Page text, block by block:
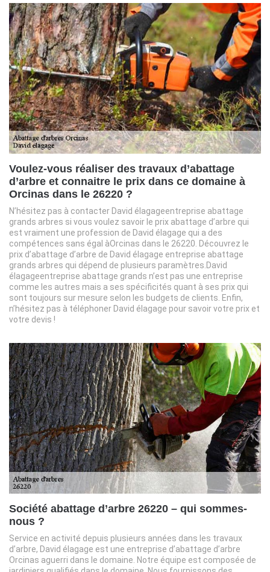
Voulez-vous réaliser des travaux d’abattage
d’arbre et connaitre le prix dans ce domaine à
Orcinas dans le 26220 ?
N’hésitez pas à contacter David élagageentreprise abattage
grands arbres si vous voulez savoir le prix abattage d’arbre qui
est vraiment une profession de David élagage qui a des
compétences sans égal àOrcinas dans le 26220. Découvrez le
prix d’abattage d’arbre de David élagage entreprise abattage
grands arbres qui dépend de plusieurs paramètres.David
élagageentreprise abattage grands n’est pas une entreprise
comme les autres mais a ses spécificités quant à ses prix qui
sont toujours sur mesure selon les budgets de clients. Enfin,
n’hésitez pas à téléphoner David élagage pour savoir votre prix et
votre devis !
Société abattage d’arbre 26220 – qui sommes-
nous ?
Service en activité depuis plusieurs années dans les travaux
d’arbre, David élagage est une entreprise d’abattage d’arbre
Orcinas aguerri dans le domaine. Notre équipe est composée de